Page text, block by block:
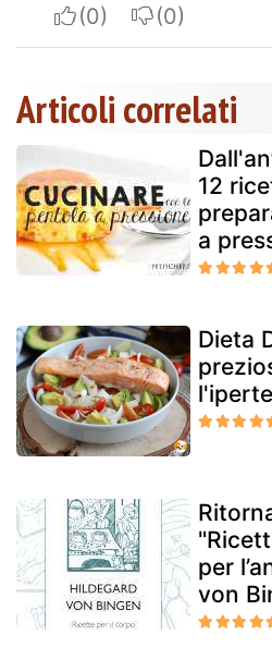
I apreciateI do not
Articoli correlati
12
a
Dieta
per
von